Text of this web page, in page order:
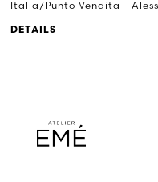
Italia/Punto Vendita -
DETAILS